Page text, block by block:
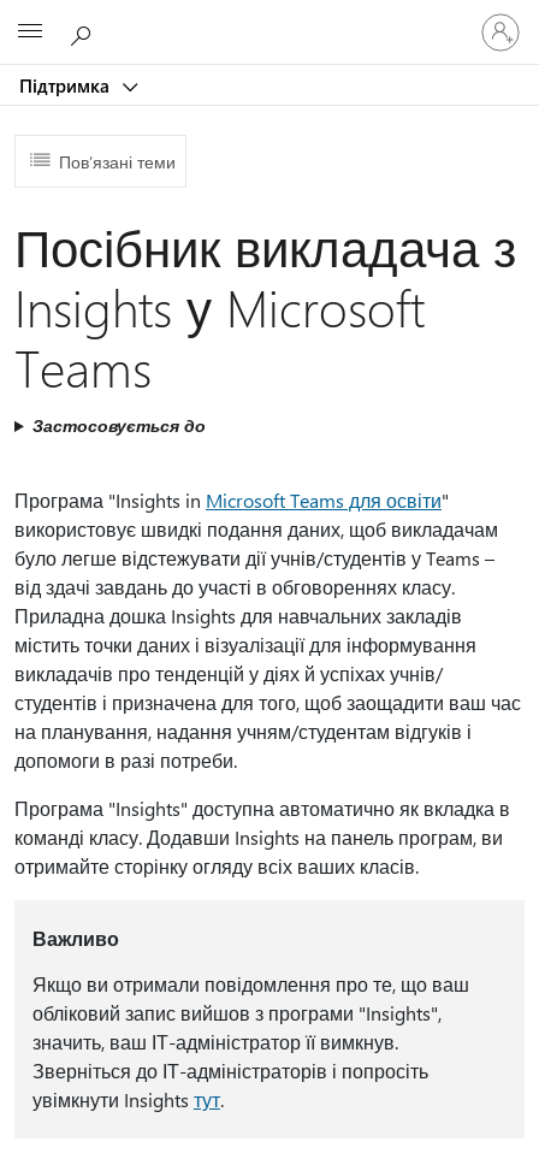
Підтримка
Увійдіть
свій
запис
Пов’язані теми
Посібник викладача з
Insights у Microsoft
Teams
Застосовується до
Програма "Insights in Microsoft Teams для освіти"
використовує швидкі подання даних, щоб викладачам
було легше відстежувати дії учнів/студентів у Teams –
від здачі завдань до участі в обговореннях класу.
Приладна дошка Insights для навчальних закладів
містить точки даних і візуалізації для інформування
викладачів про тенденцій у діях й успіхах учнів/
студентів і призначена для того, щоб заощадити ваш час
на планування, надання учням/студентам відгуків і
допомоги в разі потреби.
Програма "Insights" доступна автоматично як вкладка в
команді класу. Додавши Insights на панель програм, ви
отримайте сторінку огляду всіх ваших класів.
Важливо
Якщо ви отримали повідомлення про те, що ваш
обліковий запис вийшов з програми "Insights",
значить, ваш ІТ-адміністратор її вимкнув.
Зверніться до ІТ-адміністраторів і попросіть
увімкнути Insights тут.